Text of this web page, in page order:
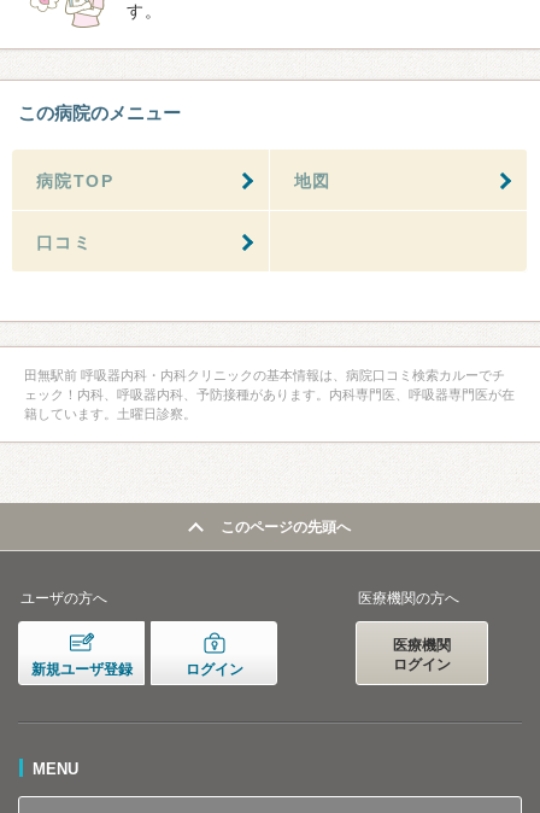
す。
この病院のメニュー
病院TOP 地図
口コミ
田無駅前 呼吸器内科・内科クリニックの基本情報は、病院口コミ検索カルーでチ
ェック！内科、呼吸器内科、予防接種があります。内科専門医、呼吸器専門医が在
籍しています。土曜日診察。
このページの先頭へ
ユーザの方へ
新規ユーザ登録 ログイン
医療機関の方へ
医療機関
ログイン
MENU